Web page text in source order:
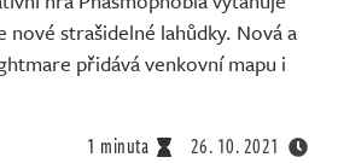
nové strašidelné lahůdky. Nová a
přidává venkovní mapu i
1 minuta 26. 10. 2021